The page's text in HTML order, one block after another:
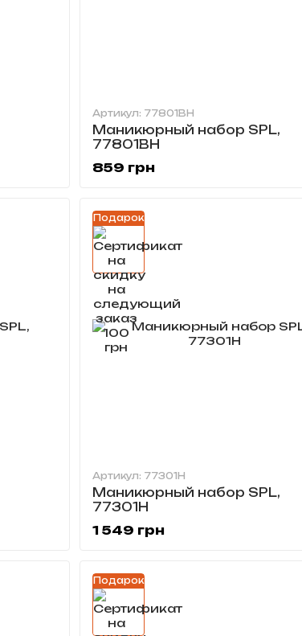
Артикул: 77801BH
Маникюрный набор SPL,
77801BH
859 грн
Подарок
Артикул: 77301H
Маникюрный набор SPL,
77301H
1 549 грн
Подарок